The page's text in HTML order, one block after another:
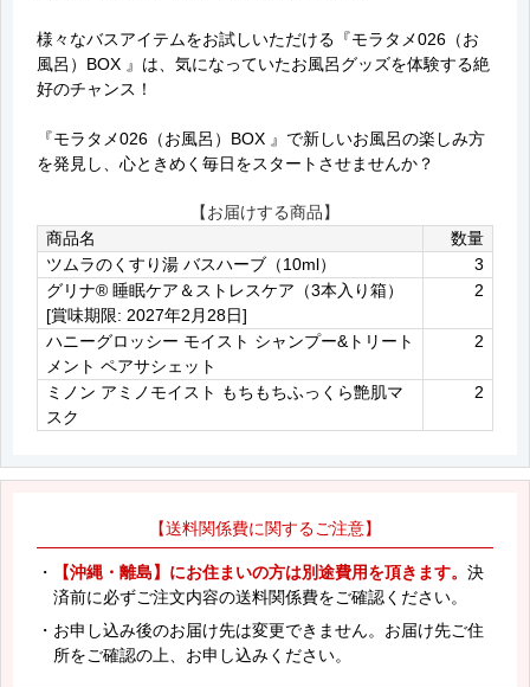
様々なバスアイテムをお試しいただける『モラタメ026（お
風呂）BOX 』は、気になっていたお風呂グッズを体験する絶
好のチャンス！
『モラタメ026（お風呂）BOX 』で新しいお風呂の楽しみ方
を発見し、心ときめく毎日をスタートさせませんか？
【お届けする商品】
商品名
数量
ツムラのくすり湯 バスハーブ（10ml）
3
グリナ® 睡眠ケア＆ストレスケア（3本入り箱）
[賞味期限: 2027年2月28日]
2
ハニーグロッシー モイスト シャンプー&トリート
メント ペアサシェット
2
ミノン アミノモイスト もちもちふっくら艶肌マ
スク
2
【送料関係費に関するご注意】
・ 【沖縄・離島】にお住まいの方は別途費用を頂きます。 決
済前に必ずご注文内容の送料関係費をご確認ください。
・お申し込み後のお届け先は変更できません。お届け先ご住
所をご確認の上、お申し込みください。